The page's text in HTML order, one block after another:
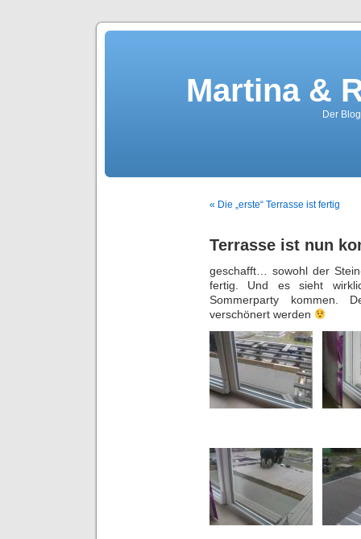
Martina &
Der
« Die „erste“ Terrasse ist fertig
Terrasse ist nun
geschafft… sowohl der
fertig. Und es sieht
Sommerparty kommen.
verschönert werden